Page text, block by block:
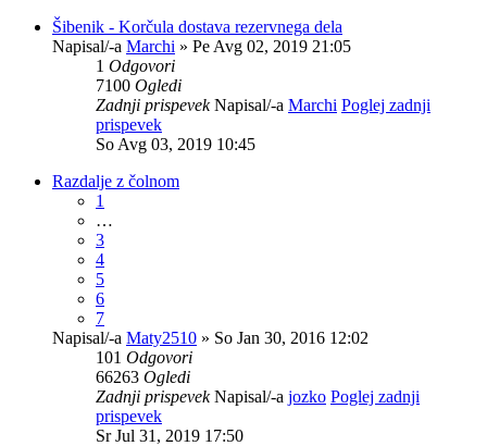
Šibenik - Korčula dostava rezervnega dela
Napisal/-a Marchi » Pe Avg 02, 2019 21:05
1 Odgovori
7100 Ogledi
Zadnji prispevekNapisal/-a Marchi Poglej zadnji
prispevek
So Avg 03, 2019 10:45
Razdalje z čolnom
1
…
3
4
5
6
7
Napisal/-a Maty2510 » So Jan 30, 2016 12:02
101 Odgovori
66263 Ogledi
Zadnji prispevekNapisal/-a jozko Poglej zadnji
prispevek
Sr Jul 31, 2019 17:50